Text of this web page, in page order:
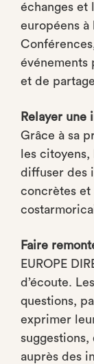
échanges et
européens à
événements
et de
Relayer
Grâce à sa
les citoyens,
diffuser des
concrètes et
Faire
EUROPE
d’écoute.
questions,
exprimer
auprès des